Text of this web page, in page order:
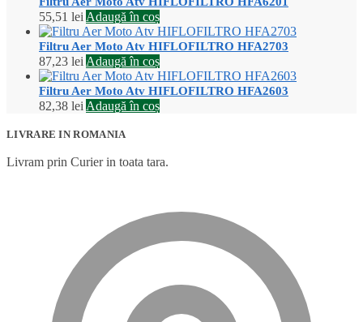
55,51 lei Adaugă în coș
Filtru Aer Moto Atv HIFLOFILTRO HFA2703
87,23 lei Adaugă în coș
Filtru Aer Moto Atv HIFLOFILTRO HFA2603
82,38 lei Adaugă în coș
LIVRARE IN ROMANIA
Livram prin Curier in toata tara.